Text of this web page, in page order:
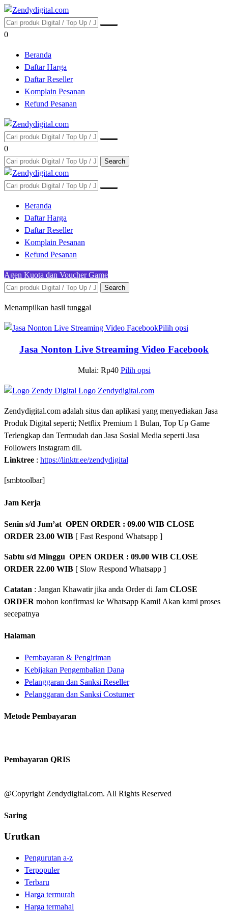
0
Beranda
Daftar Harga
Daftar Reseller
Komplain Pesanan
Refund Pesanan
0
Search
Beranda
Daftar Harga
Daftar Reseller
Komplain Pesanan
Refund Pesanan
Agen Kuota dan Voucher Game
Search
Menampilkan hasil tunggal
Pilih opsi
Jasa Nonton Live Streaming Video Facebook
Mulai: Rp40 Pilih opsi
Zendydigital.com adalah situs dan aplikasi yang menyediakan Jasa
Produk Digital seperti; Netflix Premium 1 Bulan, Top Up Game
Terlengkap dan Termudah dan Jasa Sosial Media seperti Jasa
Followers Instagram dll.
Linktree : https://linktr.ee/zendydigital
[smbtoolbar]
Jam Kerja
Senin s/d Jum’at OPEN ORDER : 09.00 WIB CLOSE
ORDER 23.00 WIB [ Fast Respond Whatsapp ]
Sabtu s/d Minggu OPEN ORDER : 09.00 WIB CLOSE
ORDER 22.00 WIB [ Slow Respond Whatsapp ]
Catatan : Jangan Khawatir jika anda Order di Jam CLOSE
ORDER mohon konfirmasi ke Whatsapp Kami! Akan kami proses
secepatnya
Halaman
Pembayaran & Pengiriman
Kebijakan Pengembalian Dana
Pelanggaran dan Sanksi Reseller
Pelanggaran dan Sanksi Costumer
Metode Pembayaran
Pembayaran QRIS
@Copyright Zendydigital.com. All Rights Reserved
Saring
Urutkan
Pengurutan a-z
Terpopuler
Terbaru
Harga termurah
Harga termahal